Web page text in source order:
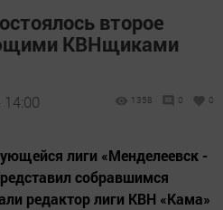
второе
КВНщиками
14:00 1358 0 0
лиги «Менделеевск -
собравшимся
редактор лиги КВН «Кама»